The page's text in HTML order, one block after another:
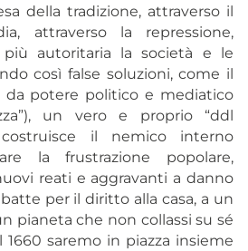
della tradizione, attraverso il
attraverso la repressione,
autoritaria la società e le
così false soluzioni, come il
da potere politico e mediatico
un vero e proprio “ddl
costruisce il nemico interno
la frustrazione popolare,
reati e aggravanti a danno
per il diritto alla casa, a un
pianeta che non collassi su sé
saremo in piazza insieme